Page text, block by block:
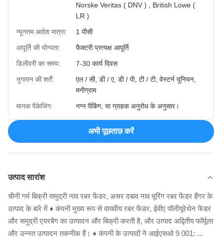
Norske Veritas ( DNV ) , British Lowe (
LR )
न्यूनतम आदेश मात्रा:
1 पीसी
आपूर्ति की योग्यता:
फैक्टरी प्रत्यक्ष आपूर्ति
डिलीवरी का समय:
7-30 कार्य दिवस
भुगतान की शर्तें:
एल / सी, डी / ए, डी / पी, टी / टी, वेस्टर्न यूनियन,
मनीग्राम
मानक पैकेजिंग:
नग्न पैकिंग, या ग्राहक अनुरोध के अनुसार।
अभी पूछताछ करें
उत्पाद सारांश
चीनी गर्म बिक्री समुद्री नाव रबर फेंडर, असर दबाव नाव मूरिंग रबर फेंडर हैंगर के
उत्पाद के बारे में ♦ कंपनी मुख्य रूप से वायवीय रबर फेंडर, ईवीए पॉलीयूरेथेन फेंडर
और समुद्री एयरबैग का उत्पादन और बिक्री करती है, और उत्पाद अद्वितीय फॉर्मूला
और उन्नत उत्पादन तकनीक हैं। ♦ कंपनी के उत्पादों ने आईएसओ 9 001: ...